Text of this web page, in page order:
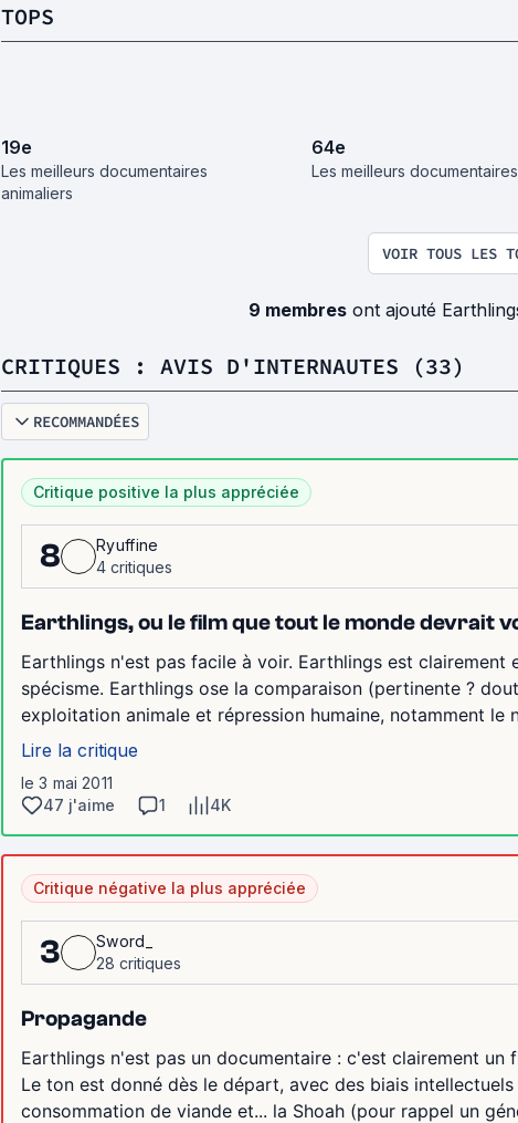
TOPS
19e
Les meilleurs documentaires
animaliers
64e
Les meilleurs documentaires
VOIR TOUS LES
9 membres ont ajouté
CRITIQUES : AVIS D'INTERNAUTES (33)
RECOMMANDÉES
Critique positive la plus appréciée
8
Ryuffine
4 critiques
Earthlings, ou le film que tout le monde devrait
Earthlings n'est pas facile à voir. Earthlings est
spécisme. Earthlings ose la comparaison (pertinente ?
exploitation animale et répression humaine, notamment le
Lire la critique
le 3 mai 2011
47 j'aime
1 4K
Critique négative la plus appréciée
3
Sword_
28 critiques
Propagande
Earthlings n'est pas un documentaire : c'est clairement un
Le ton est donné dès le départ, avec des biais
consommation de viande et... la Shoah (pour rappel un